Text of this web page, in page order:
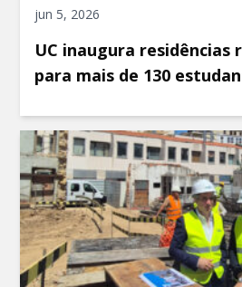
jun 5, 2026
UC inaugura residências
para mais de 130